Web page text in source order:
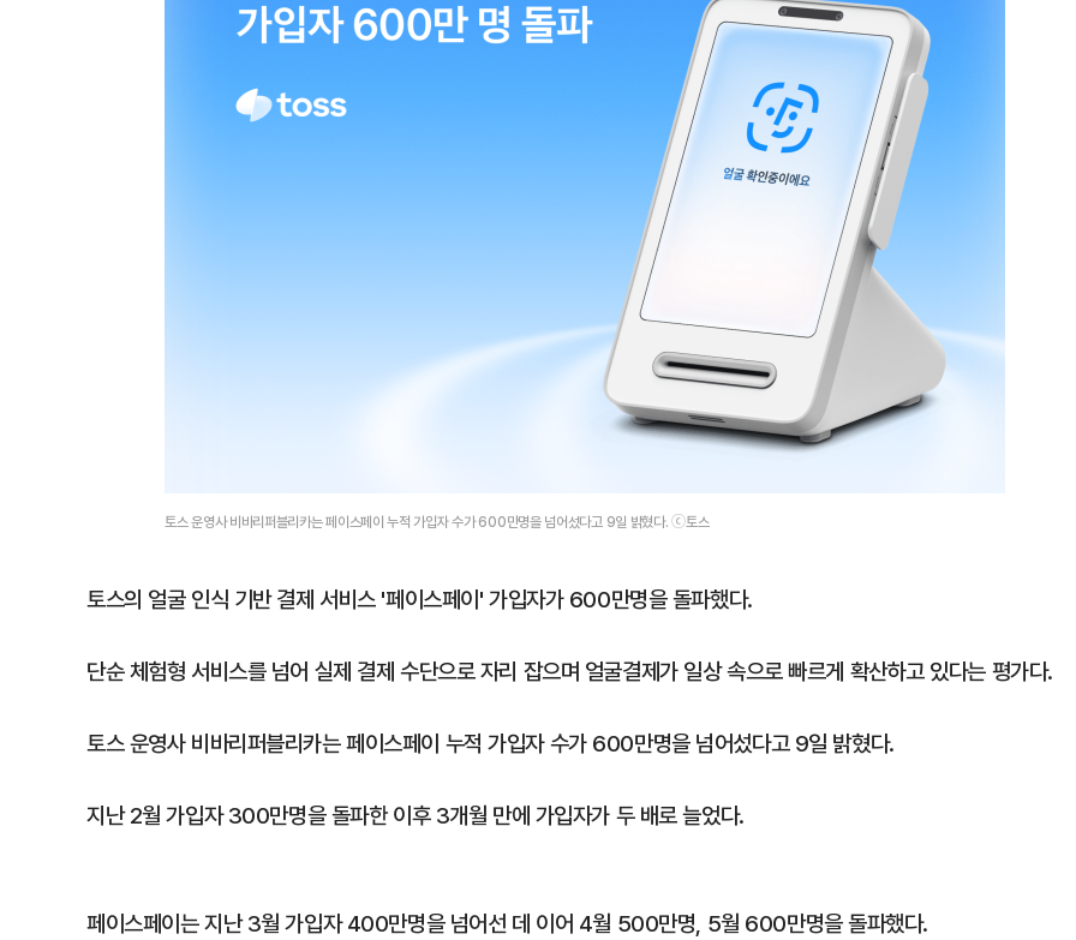
토스 운영사 비바리퍼블리카는 페이스페이 누적 가입자 수가 600만명을 넘어섰다고 9일 밝혔다. ⓒ토스
토스의 얼굴 인식 기반 결제 서비스 '페이스페이' 가입자가 600만명을 돌파했다.
단순 체험형 서비스를 넘어 실제 결제 수단으로 자리 잡으며 얼굴결제가 일상 속으로 빠르게 확산하고 있다는 평가다.
토스 운영사 비바리퍼블리카는 페이스페이 누적 가입자 수가 600만명을 넘어섰다고 9일 밝혔다.
지난 2월 가입자 300만명을 돌파한 이후 3개월 만에 가입자가 두 배로 늘었다.
페이스페이는 지난 3월 가입자 400만명을 넘어선 데 이어 4월 500만명, 5월 600만명을 돌파했다.